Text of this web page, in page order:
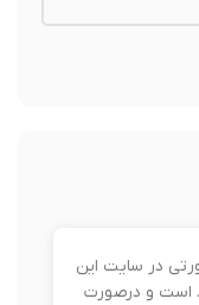
در سایت این
و درصورت